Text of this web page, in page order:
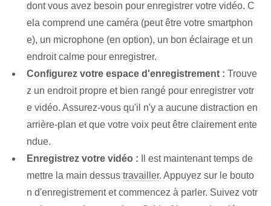
dont vous avez besoin pour enregistrer votre vidéo. C
ela comprend une caméra (peut être votre smartphon
e), un microphone (en option), un bon éclairage et un
endroit calme pour enregistrer.
Configurez votre espace d'enregistrement : Trouve
z un endroit propre et bien rangé pour enregistrer votr
e vidéo. Assurez-vous qu'il n'y a aucune distraction en
arrière-plan et que votre voix peut être clairement ente
ndue.
Enregistrez votre vidéo : Il est maintenant temps de
mettre la main dessus travailler. Appuyez sur le bouto
n d'enregistrement et commencez à parler. Suivez votr